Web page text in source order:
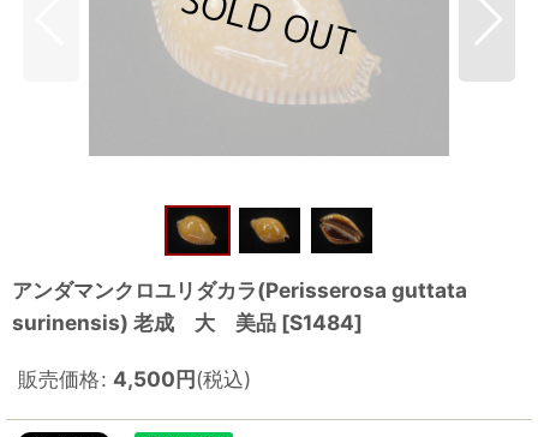
アンダマンクロユリダカラ(Perisserosa guttata
surinensis) 老成 大 美品 [S1484]
販売価格: 4,500円(税込)